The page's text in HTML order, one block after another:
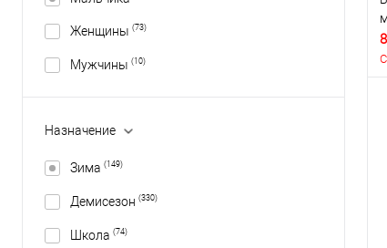
Женщины (73)
Мужчины (10)
Назначение
Зима (149)
Демисезон (330)
Школа (74)